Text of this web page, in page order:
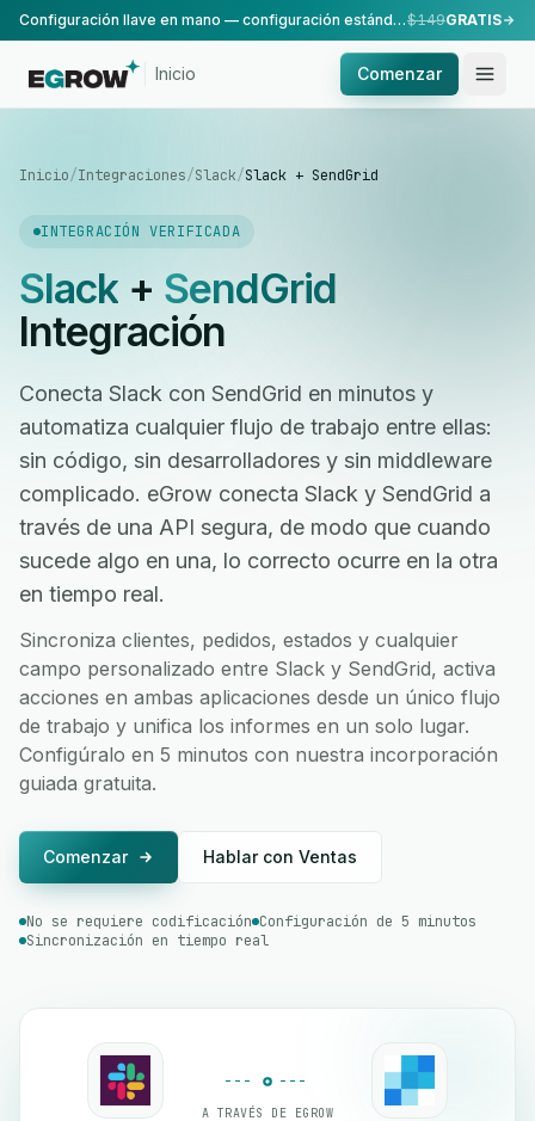
Configuración llave en mano — configuración estándar, realizada por nuestro equipo.$149GRATIS
Inicio Comenzar
Inicio/Integraciones/Slack/Slack + SendGrid
INTEGRACIÓN VERIFICADA
Slack+ SendGrid
Integración
Conecta Slack con SendGrid en minutos y
automatiza cualquier flujo de trabajo entre ellas:
sin código, sin desarrolladores y sin middleware
complicado. eGrow conecta Slack y SendGrid a
través de una API segura, de modo que cuando
sucede algo en una, lo correcto ocurre en la otra
en tiempo real.
Sincroniza clientes, pedidos, estados y cualquier
campo personalizado entre Slack y SendGrid, activa
acciones en ambas aplicaciones desde un único flujo
de trabajo y unifica los informes en un solo lugar.
Configúralo en 5 minutos con nuestra incorporación
guiada gratuita.
Comenzar Hablar con Ventas
No se requiere codificación Configuración de 5 minutos
Sincronización en tiempo real
A TRAVÉS DE EGROW